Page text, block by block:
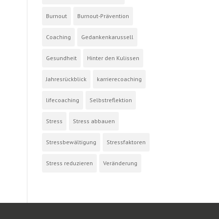
Burnout Burnout-Prävention
Coaching Gedankenkarussell
Gesundheit Hinter den Kulissen
Jahresrückblick karrierecoaching
lifecoaching Selbstreflektion
Stress Stress abbauen
Stressbewältigung Stressfaktoren
Stress reduzieren Veränderung